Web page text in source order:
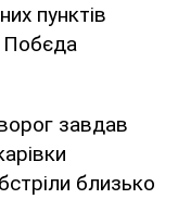
пунктів
Побєда
завдав
близько